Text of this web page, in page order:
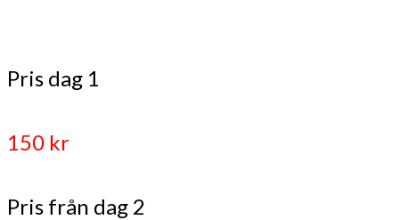
Pris dag 1
150 kr
Pris från dag 2